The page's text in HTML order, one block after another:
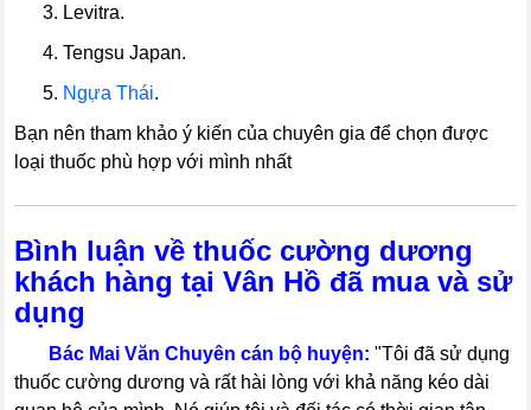
3. Levitra.
4. Tengsu Japan.
----5. Ngựa Thái.
Bạn nên tham khảo ý kiến của chuyên gia để chọn được
loại thuốc phù hợp với mình nhất
Bình luận về thuốc cường dương
khách hàng tại Vân Hồ đã mua và sử
dụng
Bác Mai Văn Chuyên cán bộ huyện:"Tôi đã sử dụng
thuốc cường dương và rất hài lòng với khả năng kéo dài